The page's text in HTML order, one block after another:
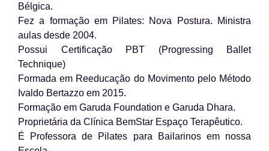
Bélgica.
Fez a formação em Pilates: Nova Postura. Ministra
aulas desde 2004.
Possui Certificação PBT (Progressing Ballet
Technique)
Formada em Reeducação do Movimento pelo Método
Ivaldo Bertazzo em 2015.
Formação em Garuda Foundation e Garuda Dhara.
Proprietária da Clínica BemStar Espaço Terapêutico.
É Professora de Pilates para Bailarinos em nossa